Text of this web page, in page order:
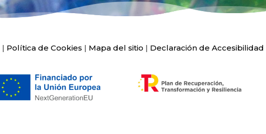
| Política de Cookies | Mapa del sitio | Declaración de Accesibilidad